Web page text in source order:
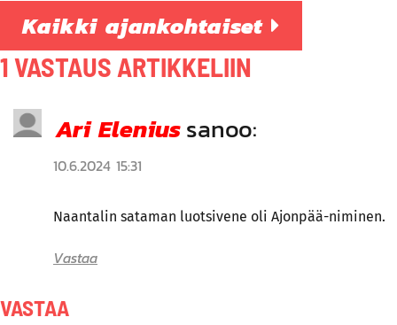
Kaikki ajankohtaiset
1 VASTAUS ARTIKKELIIN
Ari Eleniussanoo:
10.6.2024 15:31
Naantalin sataman luotsivene oli Ajonpää-niminen.
Vastaa
VASTAA